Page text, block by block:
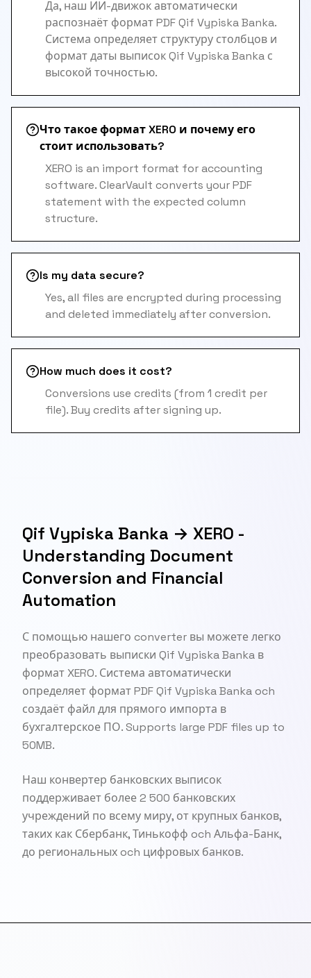
Да, наш ИИ-движок автоматически
распознаёт формат PDF Qif Vypiska Banka.
Система определяет структуру столбцов и
формат даты выписок Qif Vypiska Banka с
высокой точностью.
Что такое формат XERO и почему его
стоит использовать?
XERO is an import format for accounting
software. ClearVault converts your PDF
statement with the expected column
structure.
Is my data secure?
Yes, all files are encrypted during processing
and deleted immediately after conversion.
How much does it cost?
Conversions use credits (from 1 credit per
file). Buy credits after signing up.
Qif Vypiska Banka → XERO -
Understanding Document
Conversion and Financial
Automation
С помощью нашего converter вы можете легко
преобразовать выписки Qif Vypiska Banka в
формат XERO. Система автоматически
определяет формат PDF Qif Vypiska Banka och
создаёт файл для прямого импорта в
бухгалтерское ПО. Supports large PDF files up to
50MB.
Наш конвертер банковских выписок
поддерживает более 2 500 банковских
учреждений по всему миру, от крупных банков,
таких как Сбербанк, Тинькофф och Альфа-Банк,
до региональных och цифровых банков.